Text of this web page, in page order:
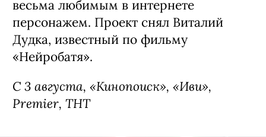
весьма любимым в интернете
персонажем. Проект снял Виталий
Дудка, известный по фильму
«Нейробатя».
С 3 августа, «Кинопоиск», «Иви»,
Premier, ТНТ